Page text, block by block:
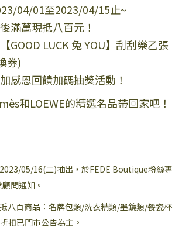
04/01至2023/04/15止~
滿萬現抵八百元！
GOOD LUCK 兔 YOU】刮刮樂乙張
券)
感恩回饋加碼抽獎活動！
和LOEWE的精選名品帶回家吧！
05/16(二)抽出，於FEDE Boutique粉絲專
問通知。
八百商品：名牌包類/洗衣精類/墨鏡類/餐瓷杯
扣已門市公告為主。